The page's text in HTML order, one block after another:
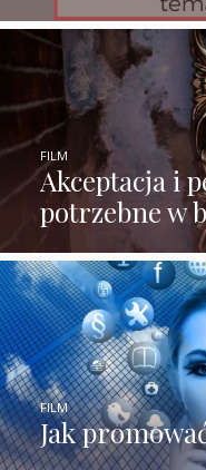
Akceptacja i
potrzebne w
FILM
Jak
FILM